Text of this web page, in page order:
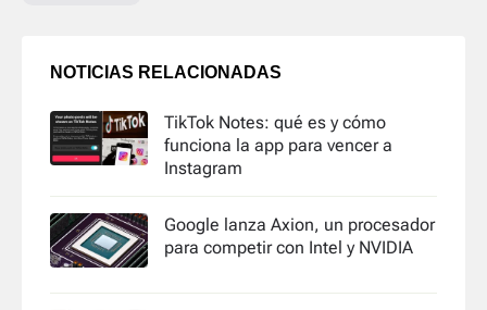
NOTICIAS RELACIONADAS
TikTok Notes: qué es y cómo
funciona la app para vencer a
Instagram
Google lanza Axion, un procesador
para competir con Intel y NVIDIA